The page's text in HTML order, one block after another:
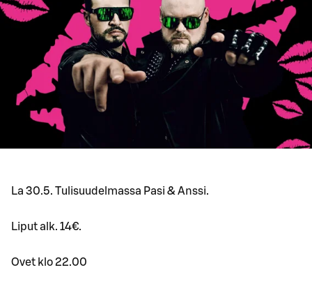
La 30.5. Tulisuudelmassa Pasi & Anssi.
Liput alk. 14€.
Ovet klo 22.00